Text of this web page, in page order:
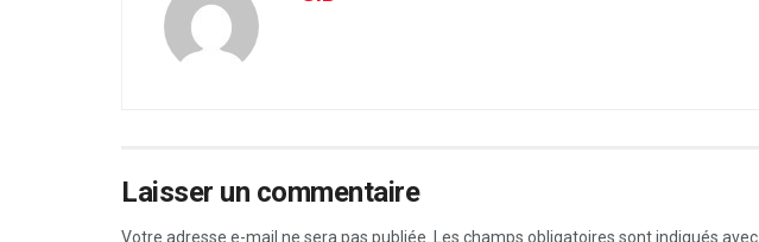
Laisser un commentaire
Votre adresse e-mail ne sera pas publiée. Les champs obligatoires sont indiqués avec